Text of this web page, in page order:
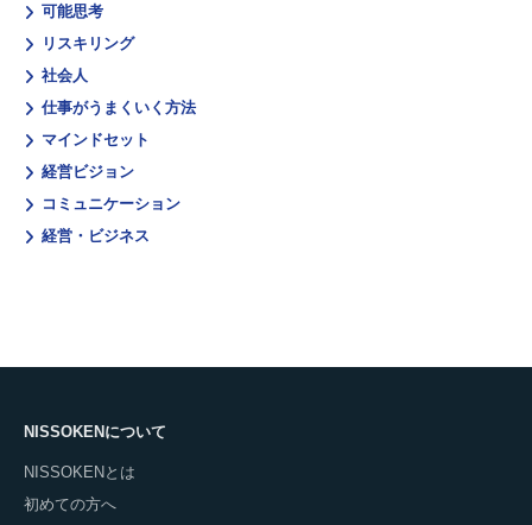
可能思考
リスキリング
社会人
仕事がうまくいく方法
マインドセット
経営ビジョン
コミュニケーション
経営・ビジネス
NISSOKENについて
NISSOKENとは
初めての方へ